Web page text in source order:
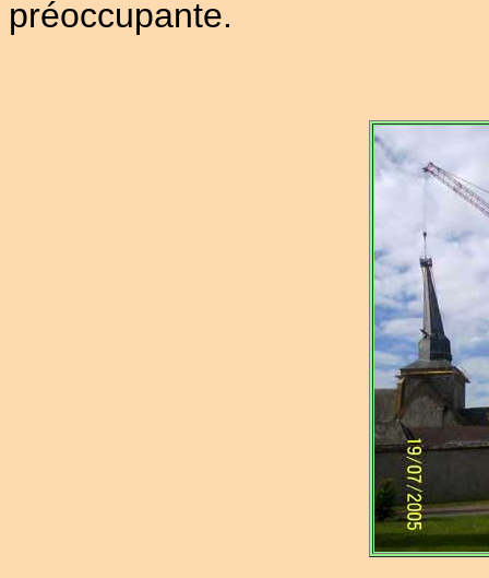
préoccupante.